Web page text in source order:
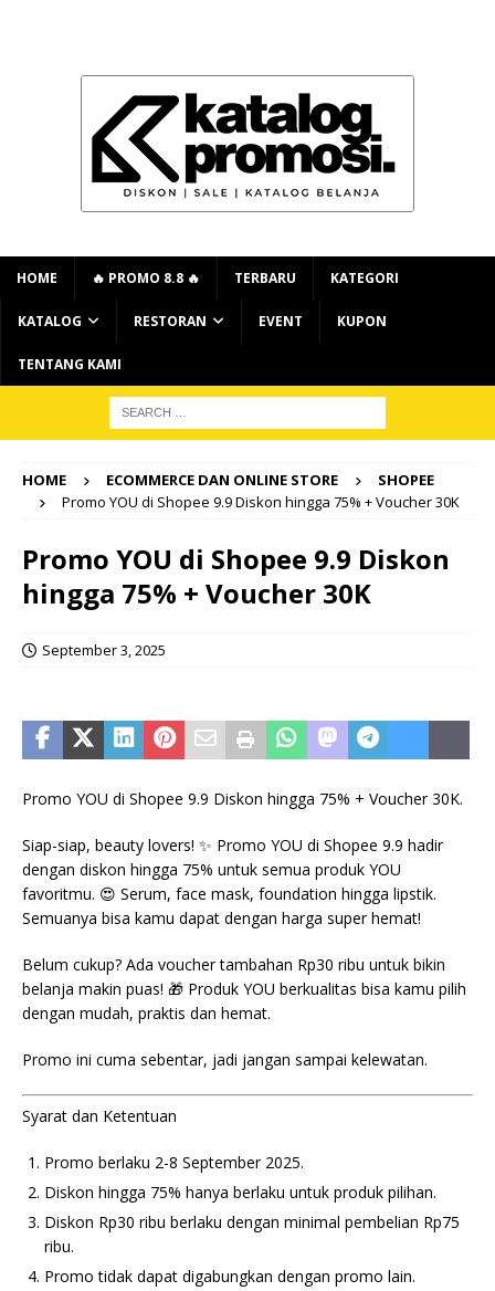
HOME 🔥 PROMO 8.8 🔥 TERBARU KATEGORI
KATALOG RESTORAN EVENT KUPON
TENTANG KAMI
HOME ECOMMERCE DAN ONLINE STORE
SHOPEE
Promo YOU di Shopee 9.9 Diskon hingga 75% + Voucher 30K
Promo YOU di Shopee 9.9 Diskon
hingga 75% + Voucher 30K
September 3, 2025
Promo YOU di Shopee 9.9 Diskon hingga 75% + Voucher 30K.
Siap-siap, beauty lovers! ✨ Promo YOU di Shopee 9.9 hadir
dengan diskon hingga 75% untuk semua produk YOU
favoritmu. 😍 Serum, face mask, foundation hingga lipstik.
Semuanya bisa kamu dapat dengan harga super hemat!
Belum cukup? Ada voucher tambahan Rp30 ribu untuk bikin
belanja makin puas! 🎁 Produk YOU berkualitas bisa kamu pilih
dengan mudah, praktis dan hemat.
Promo ini cuma sebentar, jadi jangan sampai kelewatan.
Syarat dan Ketentuan
Promo berlaku 2-8 September 2025.
Diskon hingga 75% hanya berlaku untuk produk pilihan.
Diskon Rp30 ribu berlaku dengan minimal pembelian Rp75
ribu.
Promo tidak dapat digabungkan dengan promo lain.